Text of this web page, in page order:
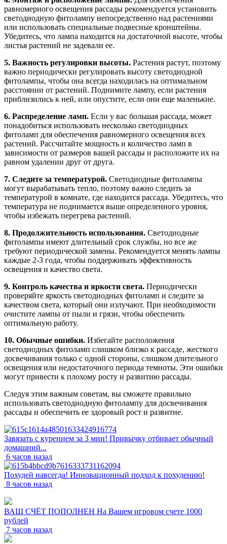
равномерного освещения рассады рекомендуется установить
светодиодную фитолампу непосредственно над растениями
или использовать специальные подвесные кронштейны.
Убедитесь, что лампа находится на достаточной высоте, чтобы
листья растений не задевали ее.
5. Важность регулировки высоты. Растения растут, поэтому
важно периодически регулировать высоту светодиодной
фитолампы, чтобы она всегда находилась на оптимальном
расстоянии от растений. Поднимите лампу, если растения
приблизились к ней, или опустите, если они еще маленькие.
6. Распределение ламп. Если у вас большая рассада, может
понадобиться использовать несколько светодиодных
фитоламп для обеспечения равномерного освещения всех
растений. Рассчитайте мощность и количество ламп в
зависимости от размеров вашей рассады и расположите их на
равном удалении друг от друга.
7. Следите за температурой. Светодиодные фитолампы
могут вырабатывать тепло, поэтому важно следить за
температурой в комнате, где находится рассада. Убедитесь, что
температура не поднимается выше определенного уровня,
чтобы избежать перегрева растений.
8. Продолжительность использования. Светодиодные
фитолампы имеют длительный срок службы, но все же
требуют периодической замены. Рекомендуется менять лампы
каждые 2-3 года, чтобы поддерживать эффективность
освещения и качество света.
9. Контроль качества и яркости света. Периодически
проверяйте яркость светодиодных фитоламп и следите за
качеством света, который они излучают. При необходимости
очистите лампы от пыли и грязи, чтобы обеспечить
оптимальную работу.
10. Обычные ошибки. Избегайте расположения
светодиодных фитоламп слишком близко к рассаде, жесткого
досвечивания только с одной стороны, слишком длительного
освещения или недостаточного периода темноты. Эти ошибки
могут привести к плохому росту и развитию рассады.
Следуя этим важным советам, вы сможете правильно
использовать светодиодную фитолампу для досвечивания
рассады и обеспечить ее здоровый рост и развитие.
Завязать с курением за 3 мин! Привычку отбивает обычный
домашний...
6 часов назад
Похудей навсегда! Инновационный подход к похудению!
8 часов назад
ВАШ СЧЁТ ПОПОЛНЕН На Вашем игровом счете 1000
рублей
7 часов назад